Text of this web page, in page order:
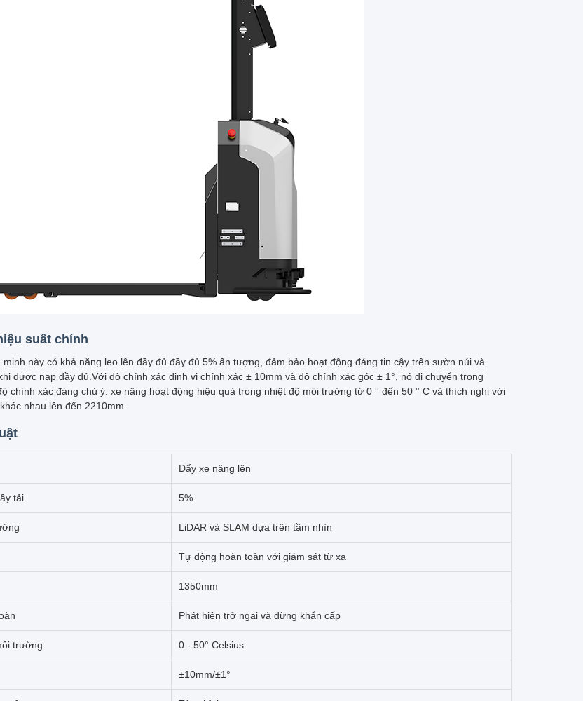
suất chính
minh này có khả năng leo lên đầy đủ đầy đủ 5% ấn tượng, đảm bảo hoạt động đáng tin cậy trên sườn núi và
được nạp đầy đủ.Với độ chính xác định vị chính xác ± 10mm và độ chính xác góc ± 1°, nó di chuyển trong
chính xác đáng chú ý. xe nâng hoạt động hiệu quả trong nhiệt độ môi trường từ 0 ° đến 50 ° C và thích nghi với
nhau lên đến 2210mm.
Đẩy xe nâng lên
tải 5%
LiDAR và SLAM dựa trên tầm nhìn
Tự động hoàn toàn với giám sát từ xa
1350mm
Phát hiện trở ngại và dừng khẩn cấp
trường 0 - 50° Celsius
±10mm/±1°